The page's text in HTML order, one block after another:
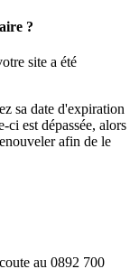
?
site a été
sa date d'expiration
est dépassée, alors
afin de le
au 0892 700